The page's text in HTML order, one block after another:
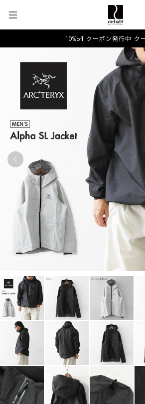
10%off クーポン発行中 ク